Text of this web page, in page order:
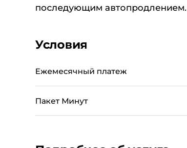
последующим автопродлением.
Условия
Ежемесячный платеж
Пакет Минут